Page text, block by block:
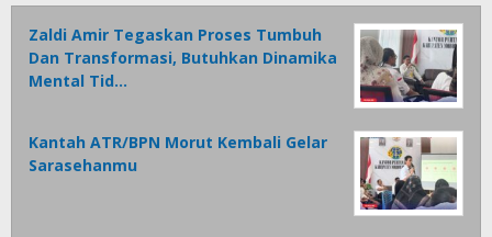
Zaldi Amir Tegaskan Proses Tumbuh
Dan Transformasi, Butuhkan Dinamika
Mental Tid…
Kantah ATR/BPN Morut Kembali Gelar
Sarasehanmu